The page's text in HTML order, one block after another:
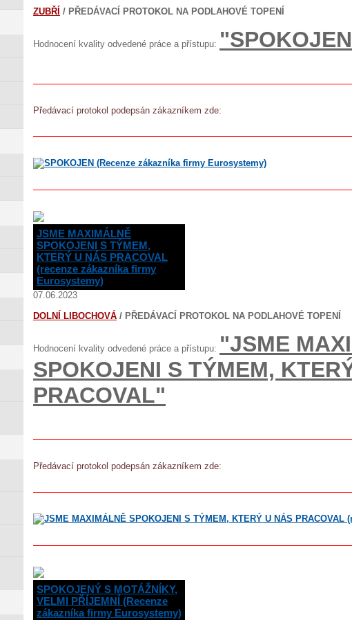
ZUBŘÍ / PŘEDÁVACÍ PROTOKOL NA PODLAHOVÉ TOPENÍ
Hodnocení kvality odvedené práce a přístupu:
Předávací protokol podepsán zákazníkem zde:
JSME MAXIMÁLNĚ
SPOKOJENI S TÝMEM,
KTERÝ U NÁS PRACOVAL
(recenze zákazníka firmy
Eurosystemy)
07.06.2023
DOLNÍ LIBOCHOVÁ / PŘEDÁVACÍ PROTOKOL NA PODLAHOVÉ TOPENÍ
Hodnocení kvality odvedené práce a přístupu: "JSME
SPOKOJENI S TÝMEM,
PRACOVAL"
Předávací protokol podepsán zákazníkem zde:
SPOKOJENÝ S MOTÁŽNÍKY,
VELMI PŘÍJEMNÍ (Recenze
zákazníka firmy Eurosystemy)